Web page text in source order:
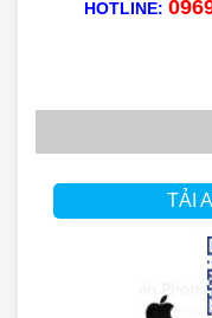
HOTLINE:
TẢI